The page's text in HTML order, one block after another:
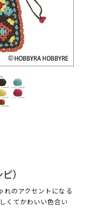
）
れのアクセントになる
くてかわいい色合い